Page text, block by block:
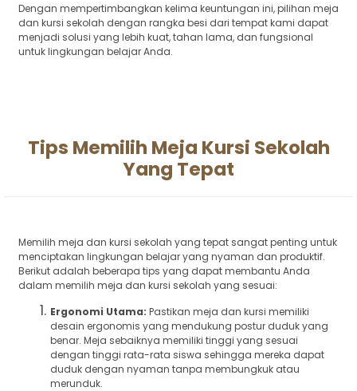
Dengan mempertimbangkan kelima keuntungan ini, pilihan meja
dan kursi sekolah dengan rangka besi dari tempat kami dapat
menjadi solusi yang lebih kuat, tahan lama, dan fungsional
untuk lingkungan belajar Anda.
Tips Memilih Meja Kursi Sekolah
Yang Tepat
Memilih meja dan kursi sekolah yang tepat sangat penting untuk
menciptakan lingkungan belajar yang nyaman dan produktif.
Berikut adalah beberapa tips yang dapat membantu Anda
dalam memilih meja dan kursi sekolah yang sesuai:
Ergonomi Utama: Pastikan meja dan kursi memiliki
desain ergonomis yang mendukung postur duduk yang
benar. Meja sebaiknya memiliki tinggi yang sesuai
dengan tinggi rata-rata siswa sehingga mereka dapat
duduk dengan nyaman tanpa membungkuk atau
merunduk.